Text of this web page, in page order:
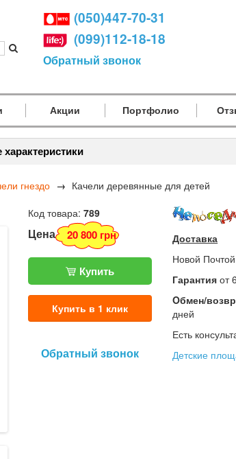
(050)447-70-31
(099)112-18-18
Обратный звонок
Акции Портфолио
гнездо
Качели деревянные для детей
Код товара: 789
Цена 20 800 грн
Купить
Купить в 1 клик
Обратный звонок
Доставка
Новой
Гарантия от
Oбмен/
дней
Есть
Детские